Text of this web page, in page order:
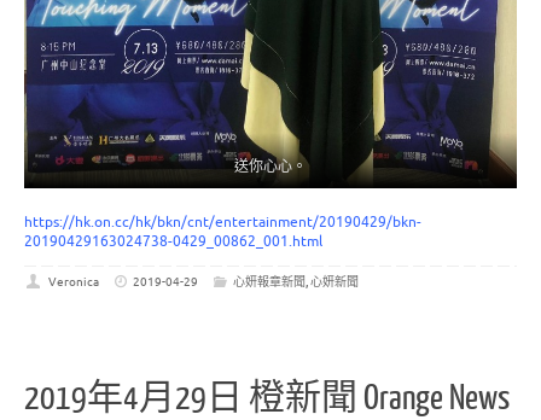
送你心心。
https://hk.on.cc/hk/bkn/cnt/entertainment/20190429/bkn-
20190429163024738-0429_00862_001.html
Veronica 2019-04-29 心妍報章新聞,心妍新聞
2019年4月29日 橙新聞 Orange News